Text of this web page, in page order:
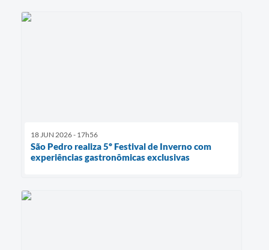
18 JUN 2026 - 17h56
São Pedro realiza 5º Festival de Inverno com
experiências gastronômicas exclusivas